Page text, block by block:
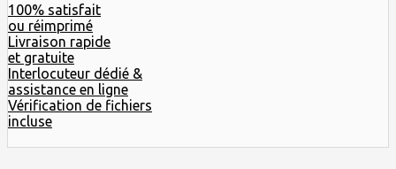
100% satisfait
ou réimprimé
Livraison rapide
et gratuite
Interlocuteur dédié &
assistance en ligne
Vérification de fichiers
incluse